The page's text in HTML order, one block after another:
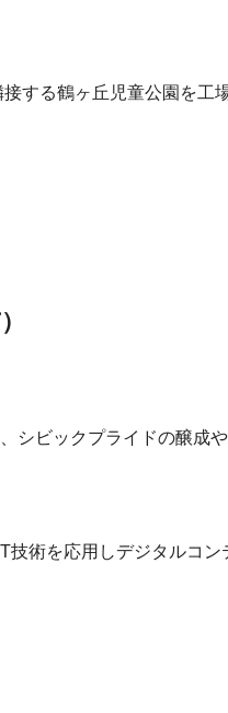
する鶴ヶ丘児童公園を工
ビックプライドの醸成
術を応用しデジタルコ